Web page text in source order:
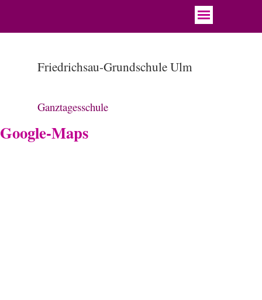
Friedrichsau-Grundschule Ulm
Ganztagesschule
Google-Maps